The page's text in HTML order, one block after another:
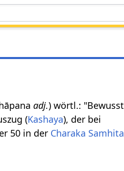
adj.) wörtl.:
(Kashaya), der bei
50 in der Charaka Samhita